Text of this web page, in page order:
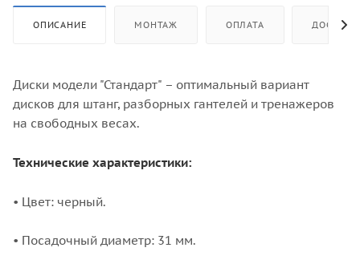
ОПИСАНИЕ МОНТАЖ ОПЛАТА
Диски модели "Стандарт" – оптимальный вариант
дисков для штанг, разборных гантелей и тренажеров
на свободных весах.
Технические характеристики:
• Цвет: черный.
• Посадочный диаметр: 31 мм.